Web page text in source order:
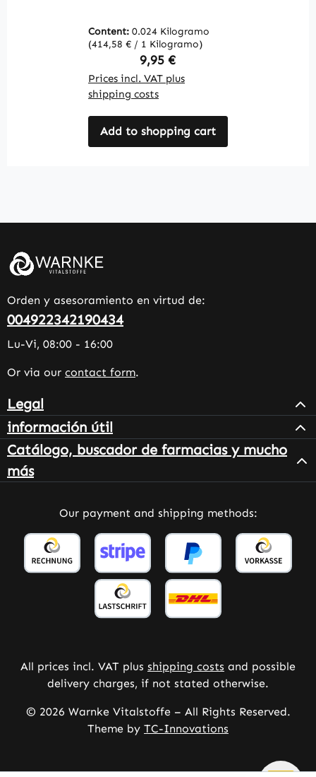
músculos y más |
Warnke Vitalstoffe
Content: 0.024 Kilogramo
(414,58 € / 1 Kilogramo)
Regular price:
9,95 €
Prices incl. VAT plus
shipping costs
Add to shopping cart
Orden y asesoramiento en virtud de:
004922342190434
Lu-Vi, 08:00 - 16:00
Or via our contact form.
Legal
información útil
Catálogo, buscador de farmacias y mucho
más
Our payment and shipping methods:
All prices incl. VAT plus shipping costs and possible
delivery charges, if not stated otherwise.
© 2026 Warnke Vitalstoffe – All Rights Reserved.
Theme by TC-Innovations